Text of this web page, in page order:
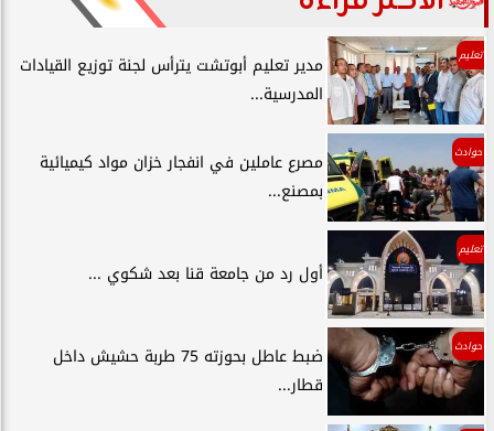
تعليم
مدير تعليم أبوتشت يترأس لجنة توزيع القيادات
المدرسية...
حوادث
مصرع عاملين في انفجار خزان مواد كيميائية
بمصنع...
تعليم
أول رد من جامعة قنا بعد شكوي ...
حوادث
ضبط عاطل بحوزته 75 طربة حشيش داخل
قطار...